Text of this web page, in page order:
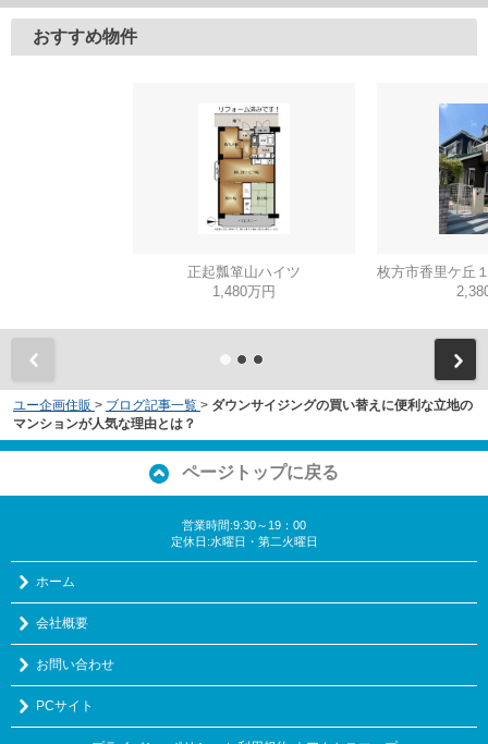
おすすめ物件
正起瓢箪山ハイツ
1,480万円
ユー企画住販 > ブログ記事一覧 > ダウンサイジングの買い替えに便利な立地の
マンションが人気な理由とは？
ページトップに戻る
営業時間:9:30～19：00
定休日:水曜日・第二火曜日
ホーム
会社概要
お問い合わせ
PCサイト